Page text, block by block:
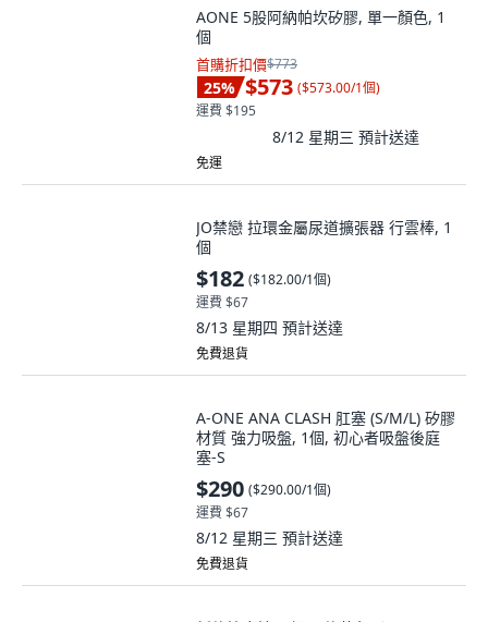
AONE 5股阿納帕坎矽膠, 單一顏色, 1
個
首購折扣價$773
25% $573 ($573.00/1個)
運費 $195
8/12 星期三 預計送達
免運
JO禁戀 拉環金屬尿道擴張器 行雲棒, 1
個
$182 ($182.00/1個)
運費 $67
8/13 星期四 預計送達
免費退貨
A-ONE ANA CLASH 肛塞 (S/M/L) 矽膠
材質 強力吸盤, 1個, 初心者吸盤後庭
塞-S
$290 ($290.00/1個)
運費 $67
8/12 星期三 預計送達
免費退貨